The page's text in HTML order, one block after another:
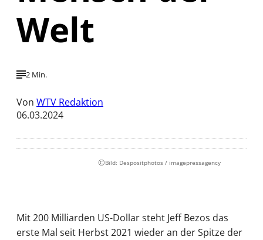
Welt
2 Min.
Von WTV Redaktion
06.03.2024
©Bild: Despositphotos / imagepressagency
Mit 200 Milliarden US-Dollar steht Jeff Bezos das
erste Mal seit Herbst 2021 wieder an der Spitze der